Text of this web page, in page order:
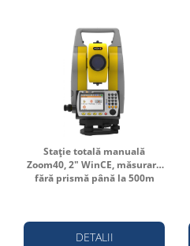
Stație totală manuală
Zoom40, 2" WinCE, măsurare
fără prismă până la 500m
DETALII